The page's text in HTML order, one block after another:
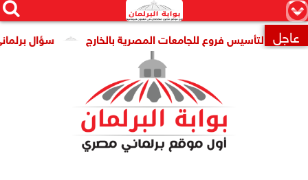
×


 عاجل سؤال برلماني لتأسيس فروع للجامعات المصرية بالخارج